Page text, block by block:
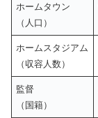
ホームタウン
（人口）
ホームスタジアム
（収容人数）
監督
（国籍）